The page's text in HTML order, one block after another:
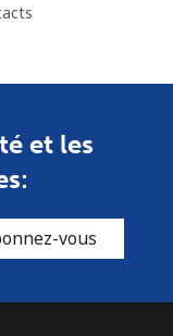
et les
vous